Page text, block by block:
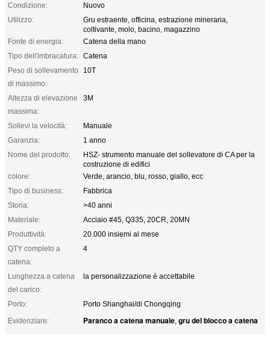
Condizione:
Nuovo
Utilizzo:
Gru estraente, officina, estrazione mineraria,
coltivante, molo, bacino, magazzino
Fonte di energia:
Catena della mano
Tipo dell'imbracatura: Catena
Peso di sollevamento
di massimo:
10T
Altezza di elevazione
massima:
3M
Sollevi la velocità:
Manuale
Garanzia:
1 anno
Nome del prodotto:
HSZ- strumento manuale del sollevatore di CA per la
costruzione di edifici
colore:
Verde, arancio, blu, rosso, giallo, ecc
Tipo di business:
Fabbrica
Storia:
>40 anni
Materiale:
Acciaio #45, Q335, 20CR, 20MN
Produttività:
20.000 insiemi al mese
QTY completo a
catena:
4
Lunghezza a catena
del carico:
la personalizzazione è accettabile
Porto:
Porto Shanghai/di Chongqing
Evidenziare:
Paranco a catena manuale, gru del blocco a catena